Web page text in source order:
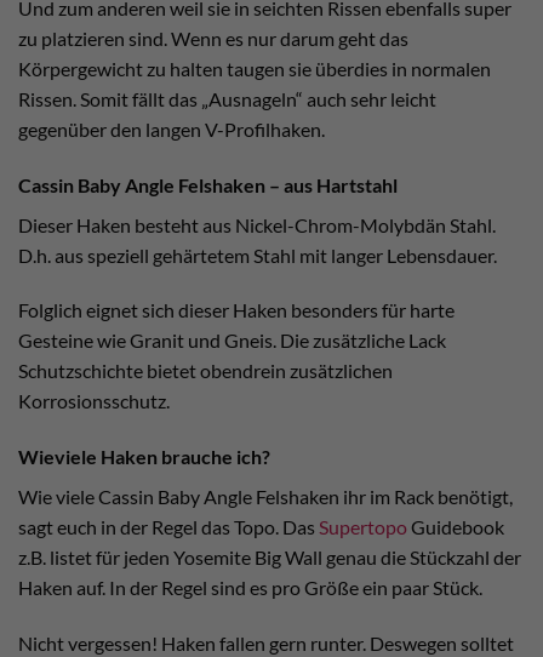
Und zum anderen weil sie in seichten Rissen ebenfalls super
zu platzieren sind. Wenn es nur darum geht das
Körpergewicht zu halten taugen sie überdies in normalen
Rissen. Somit fällt das „Ausnageln“ auch sehr leicht
gegenüber den langen V-Profilhaken.
Cassin Baby Angle Felshaken – aus Hartstahl
Dieser Haken besteht aus Nickel-Chrom-Molybdän Stahl.
D.h. aus speziell gehärtetem Stahl mit langer Lebensdauer.
Folglich eignet sich dieser Haken besonders für harte
Gesteine wie Granit und Gneis. Die zusätzliche Lack
Schutzschichte bietet obendrein zusätzlichen
Korrosionsschutz.
Wieviele Haken brauche ich?
Wie viele Cassin Baby Angle Felshaken ihr im Rack benötigt,
sagt euch in der Regel das Topo. Das SupertopoGuidebook
z.B. listet für jeden Yosemite Big Wall genau die Stückzahl der
Haken auf. In der Regel sind es pro Größe ein paar Stück.
Nicht vergessen! Haken fallen gern runter. Deswegen solltet